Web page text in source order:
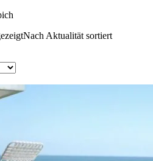
Nach Aktualität sortiert